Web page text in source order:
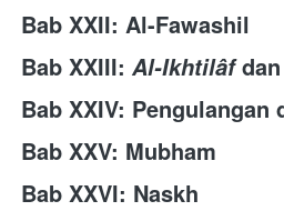
Bab XXII: Al-Fawashil
Bab XXIII: Al-Ikhtilâf dan
Bab XXIV: Pengulangan
Bab XXV: Mubham
Bab XXVI: Naskh